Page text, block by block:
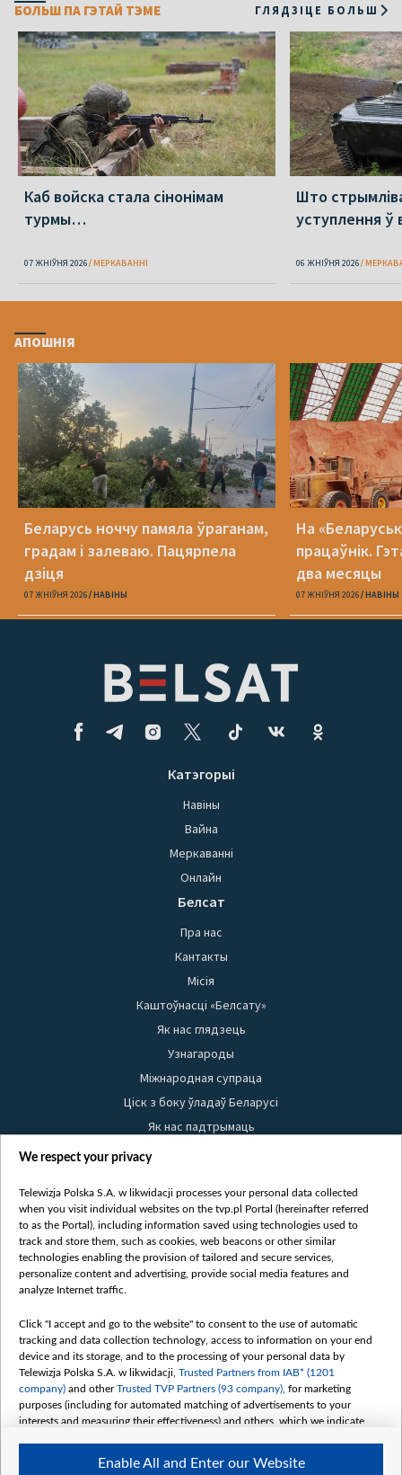
БОЛЬШ ПА ГЭТАЙ ТЭМЕ ГЛЯДЗІЦЕ БОЛЬШ
Каб войска стала сінонімам
турмы…
07 ЖНІЎНЯ 2026 МЕРКАВАННI
Што
уступлення ў
06 ЖНІЎНЯ 2026
АПОШНІЯ
Беларусь ноччу памяла ўраганам,
градам і залеваю. Пацярпела
дзіця
07 ЖНІЎНЯ 2026 НАВІНЫ
На
працаўнік.
два месяцы
07 ЖНІЎНЯ 2026 НАВІНЫ
Катэгорыі
Навіны
Вайна
Меркаванні
Онлайн
Белсат
Пра нас
Кантакты
Місія
Каштоўнасці «Белсату»
Як нас глядзець
Узнагароды
Міжнародная супраца
Ціск з боку ўладаў Беларусі
Як нас падтрымаць
Правілы выкарыстання матэрыялаў
Бяспека
Youtube
Белсат news
Белсат Shorts
Жэстачайшы мульт
Belsat English
Biełsat PL
Белсат Now
Белсат History
Белсат Music
We respect your privacy
Telewizja Polska S.A. w likwidacji processes your personal data collected
when you visit individual websites on the tvp.pl Portal (hereinafter referred
to as the Portal), including information saved using technologies used to
track and store them, such as cookies, web beacons or other similar
technologies enabling the provision of tailored and secure services,
personalize content and advertising, provide social media features and
analyze Internet traffic.
Click "I accept and go to the website" to consent to the use of automatic
tracking and data collection technology, access to information on your end
device and its storage, and to the processing of your personal data by
Telewizja Polska S.A. w likwidacji, Trusted Partners from IAB* (1201
company) and otherTrusted TVP Partners (93 company) , for marketing
purposes (including for automated matching of advertisements to your
interests and measuring their effectiveness) and others, which we indicate
The purposes of processing your data by TVP S.A. w likwidacji are as
Enable All and Enter our Website